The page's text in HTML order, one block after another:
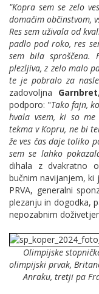
"Kopra sem se zelo
domačim občinstvom,
Res sem uživala od
padlo pod roko, res
sem bila
plezljiva, z zelo malo
te je pobralo za
zadovoljna Garnbret
podporo: "Tako fajn,
hvala vsem, ki so
tekma v Kopru, ne bi
že ves čas daje toliko
sem se lahko
dihala z dvakratno
bučnim navijanjem, ki
PRVA, generalni
plezanju in dogodka,
nepozabnim
Olimpijske
olimpijski prvak,
Anraku, tretji pa